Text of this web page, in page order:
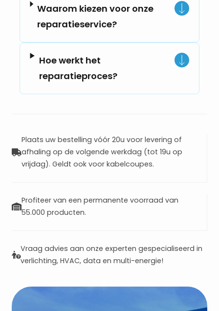
Waarom kiezen voor onze
reparatieservice?
Hoe werkt het
reparatieproces?
Plaats uw bestelling vóór 20u voor levering of
afhaling op de volgende werkdag (tot 19u op
vrijdag). Geldt ook voor kabelcoupes.
Profiteer van een permanente voorraad van
55.000 producten.
Vraag advies aan onze experten gespecialiseerd in
verlichting, HVAC, data en multi-energie!